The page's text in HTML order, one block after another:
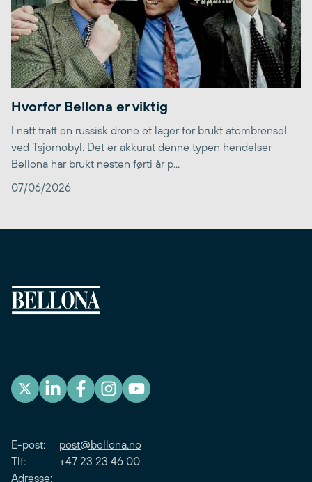
Hvorfor Bellona er viktig
I natt traff en russisk drone et lager for brukt atombrensel
ved Tsjornobyl. Det er akkurat denne typen hendelser
Bellona har brukt nesten førti år p...
07/06/2026
E-post: post@bellona.no
Tlf: +47 23 23 46 00
Adresse: